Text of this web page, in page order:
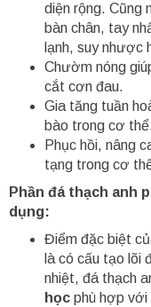
diện rộng. Cũng
bàn chân, tay
lạnh, suy nhược
Chườm nóng
cắt cơn đau.
Gia tăng tuần
bào trong cơ
Phục hồi, nâng
tạng trong cơ
Phần đá thạch anh
dụng:
Điểm đặc biệt
là có cấu tạo lõi
nhiệt, đá thạch
học phù hợp với